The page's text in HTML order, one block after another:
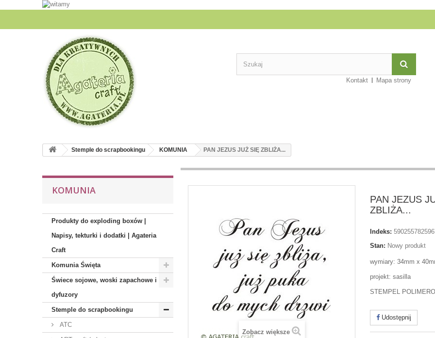
Kontakt Mapa strony
Stemple do scrapbookingu KOMUNIA PAN JEZUS JUŻ SIĘ ZBLIŻA...
KOMUNIA
Produkty do exploding boxów |
Napisy, tekturki i dodatki | Agateria
Craft
Komunia Święta
Świece sojowe, woski zapachowe i
dyfuzory
Stemple do scrapbookingu
ATC
Zobacz większe
PAN JEZUS
ZBLIŻA...
Indeks:
Stan: Nowy produkt
wymiary: 34mm x
projekt: sasilla
STEMPEL
Udostępnij